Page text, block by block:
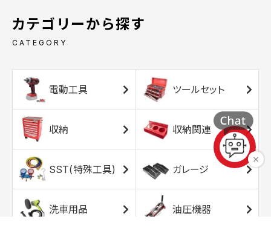
カテゴリーから探す
CATEGORY
電動工具 ツールセット
収納 収納関連
SST(特殊工具) ガレージ
洗車用品 油圧機器